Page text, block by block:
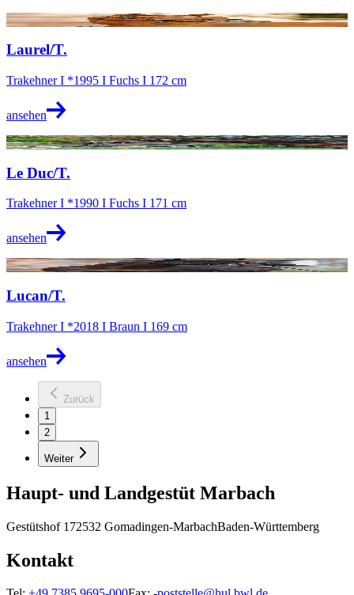
@Stephan Kube
Laurel/T.
Trakehner I *1995 I Fuchs I 172 cm
ansehen
@A. Gräfin Dohna
Le Duc/T.
Trakehner I *1990 I Fuchs I 171 cm
ansehen
@Peter Richterich
Lucan/T.
Trakehner I *2018 I Braun I 169 cm
ansehen
Zurück
1
2
Weiter
Haupt- und Landgestüt Marbach
Gestütshof 1 72532 Gomadingen-MarbachBaden-Württemberg
Kontakt